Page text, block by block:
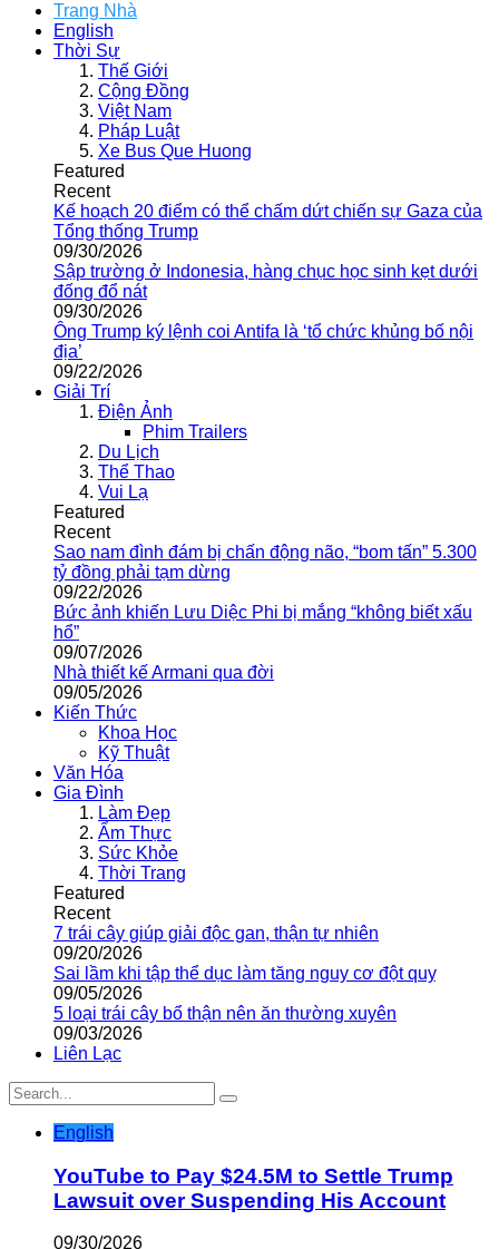
Trang Nhà
English
Thời Sự
Thế Giới
Cộng Đồng
Việt Nam
Pháp Luật
Xe Bus Que Huong
Featured
Recent
Kế hoạch 20 điểm có thể chấm dứt chiến sự Gaza của
Tổng thống Trump
09/30/2026
Sập trường ở Indonesia, hàng chục học sinh kẹt dưới
đống đổ nát
09/30/2026
Ông Trump ký lệnh coi Antifa là ‘tổ chức khủng bố nội
địa’
09/22/2026
Giải Trí
Điện Ảnh
Phim Trailers
Du Lịch
Thể Thao
Vui Lạ
Featured
Recent
Sao nam đình đám bị chấn động não, “bom tấn” 5.300
tỷ đồng phải tạm dừng
09/22/2026
Bức ảnh khiến Lưu Diệc Phi bị mắng “không biết xấu
hổ”
09/07/2026
Nhà thiết kế Armani qua đời
09/05/2026
Kiến Thức
Khoa Học
Kỹ Thuật
Văn Hóa
Gia Đình
Làm Đẹp
Ẩm Thực
Sức Khỏe
Thời Trang
Featured
Recent
7 trái cây giúp giải độc gan, thận tự nhiên
09/20/2026
Sai lầm khi tập thể dục làm tăng nguy cơ đột quỵ
09/05/2026
5 loại trái cây bổ thận nên ăn thường xuyên
09/03/2026
Liên Lạc
English
YouTube to Pay $24.5M to Settle Trump
Lawsuit over Suspending His Account
09/30/2026